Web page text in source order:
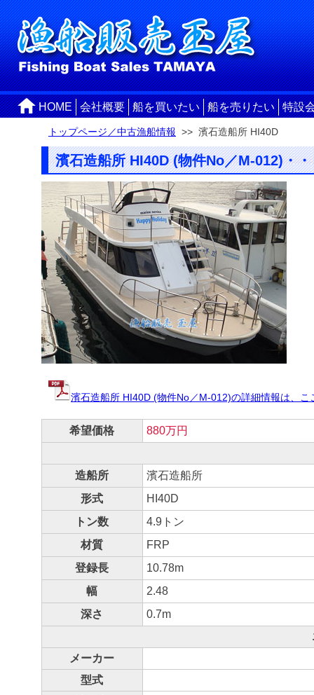
HOME 会社概要 船を買いたい 船を売りたい 特設
トップページ／中古漁船情報 >> 濱石造船所 HI40D
濱石造船所 HI40D (物件No／M-012)・・
濱石造船所 HI40D (物件No／M-012)の詳細情報は、こ
希望価格 880万円
造船所
濱石造船所
形式
HI40D
トン数
4.9トン
材質
FRP
登録長
10.78m
幅
2.48
深さ
0.7m
メーカー
型式